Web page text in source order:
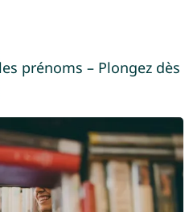
prénoms – Plongez dès